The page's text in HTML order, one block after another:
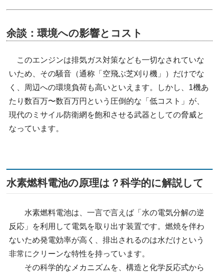
余談：環境への影響とコスト
このエンジンは排気ガス対策なども一切なされていな
いため、その騒音（通称「空飛ぶ芝刈り機」）だけでな
く、周辺への環境負荷も高いといえます。しかし、1機あ
たり数百万〜数百万円という圧倒的な「低コスト」が、
現代のミサイル防衛網を飽和させる武器としての脅威と
なっています。
水素燃料電池の原理は？科学的に解説して
水素燃料電池は、一言で言えば「水の電気分解の逆
反応」を利用して電気を取り出す装置です。燃焼を伴わ
ないため発電効率が高く、排出されるのは水だけという
非常にクリーンな特性を持っています。
その科学的なメカニズムを、構造と化学反応式から